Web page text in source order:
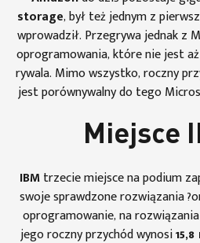
storage, był też jednym z
wprowadził. Przegrywa jednak z
oprogramowania, które nie jest
rywala. Mimo wszystko, roczny
jest porównywalny do tego
Miejsce
IBMtrzecie miejsce na podium
swoje sprawdzone rozwiązania
oprogramowanie, na
jego roczny przychód wynosi